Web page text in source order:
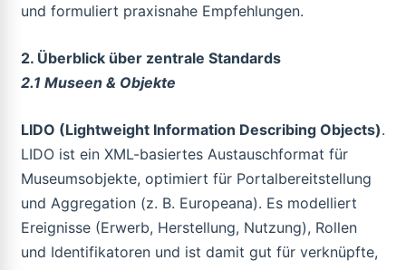
und formuliert praxisnahe Empfehlungen.
2. Überblick über zentrale Standards
2.1 Museen & Objekte
LIDO (Lightweight Information Describing Objects).
LIDO ist ein XML-basiertes Austauschformat für
Museumsobjekte, optimiert für Portalbereitstellung
und Aggregation (z. B. Europeana). Es modelliert
Ereignisse (Erwerb, Herstellung, Nutzung), Rollen
und Identifikatoren und ist damit gut für verknüpfte,